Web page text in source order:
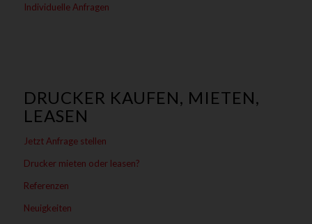
Individuelle Anfragen
DRUCKER KAUFEN, MIETEN,
LEASEN
Jetzt Anfrage stellen
Drucker mieten oder leasen?
Referenzen
Neuigkeiten